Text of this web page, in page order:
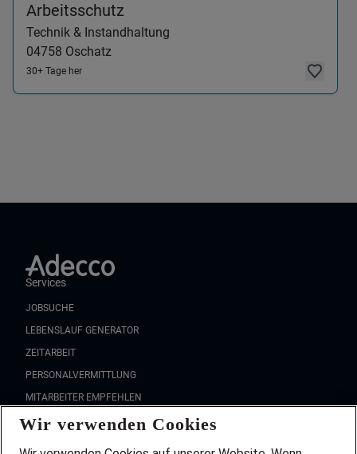
Arbeitsschutz
Technik & Instandhaltung
04758 Oschatz
30+ Tage her
Services
JOBSUCHE
LEBENSLAUF GENERATOR
ZEITARBEIT
PERSONALVERMITTLUNG
MITARBEITER EMPFEHLEN
FAQ
Wir stellen ein!
Wir verwenden Cookies